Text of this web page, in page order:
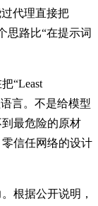
代理直接把
思路比“在提示词
“Least
言。不是给模型
最危险的原材
信任网络的设计
根据公开说明，